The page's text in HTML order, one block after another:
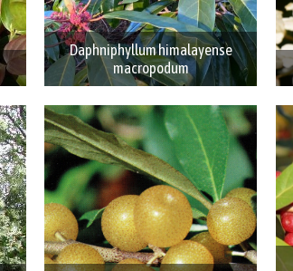
Daphniphyllum himalayense
macropodum